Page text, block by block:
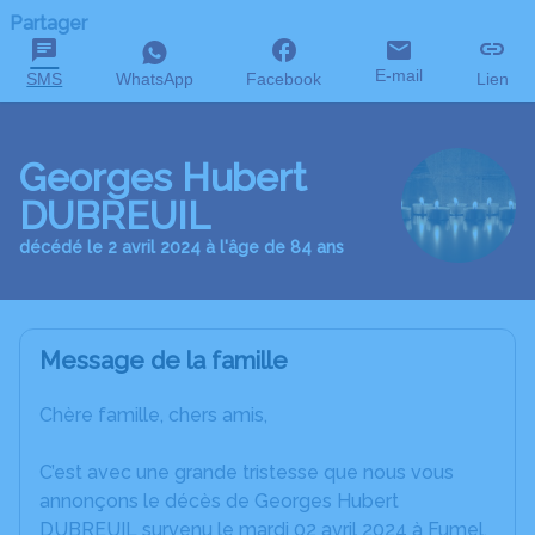
Partager
SMS WhatsApp Facebook E-mail Lien
Georges Hubert
DUBREUIL
décédé le 2 avril 2024 à l'âge de 84 ans
Message de la famille
Chère famille, chers amis,
C’est avec une grande tristesse que nous vous
annonçons le décès de Georges Hubert
DUBREUIL survenu le mardi 02 avril 2024 à Fumel.